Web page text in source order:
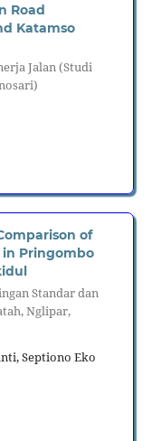
Road
Katamso
Jalan (Studi
of
Pringombo
Standar dan
Nglipar,
Septiono Eko